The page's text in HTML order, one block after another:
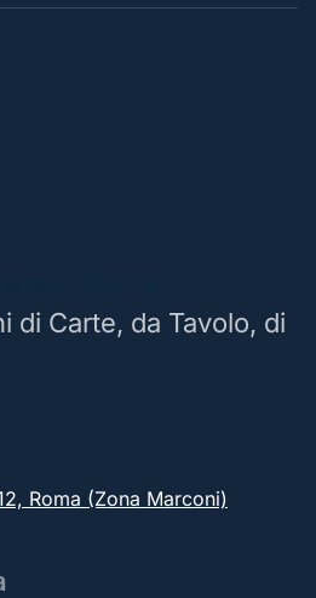
di Carte, da Tavolo, di
Roma (Zona Marconi)